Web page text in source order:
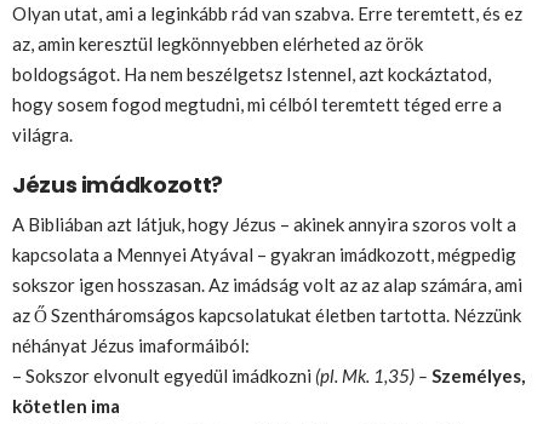
Olyan utat, ami a leginkább rád van szabva. Erre teremtett, és ez
az, amin keresztül legkönnyebben elérheted az örök
boldogságot. Ha nem beszélgetsz Istennel, azt kockáztatod,
hogy sosem fogod megtudni, mi célból teremtett téged erre a
világra.
Jézus imádkozott?
A Bibliában azt látjuk, hogy Jézus – akinek annyira szoros volt a
kapcsolata a Mennyei Atyával – gyakran imádkozott, mégpedig
sokszor igen hosszasan. Az imádság volt az az alap számára, ami
az Ő Szentháromságos kapcsolatukat életben tartotta. Nézzünk
néhányat Jézus imaformáiból:
– Sokszor elvonult egyedül imádkozni (pl. Mk. 1,35) – Személyes,
kötetlen ima